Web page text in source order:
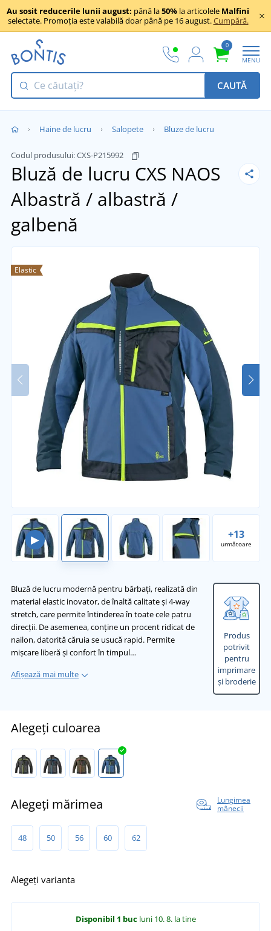
Au sosit reducerile lunii august: până la50% la articolele Malfini
selectate. Promoția este valabilă doar până pe 16 august.Cumpără.
0
MENU
CAUTĂ
Haine de lucru Salopete Bluze de lucru
Codul produsului:CXS-P215992
Bluză de lucru CXS NAOS
Albastră / albastră /
galbenă
▶ +13
următoare
Elastic
Bluză de lucru modernă pentru bărbați, realizată din
material elastic inovator, de înaltă calitate și 4-way
stretch, care permite întinderea în toate cele patru
direcții. De asemenea, conține un procent ridicat de
nailon, datorită căruia se usucă rapid. Permite
mișcare liberă și confort în timpul…
Afișează mai multe
Produs
potrivit
pentru
imprimare
și broderie
Alegeți culoarea
Alegeți mărimea
Lungimea
mânecii
48 50 56 60 62
Alegeți varianta
Disponibil 1 buc luni 10. 8. la tine